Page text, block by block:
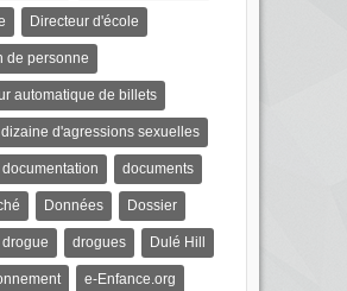
Directeur d'école
de personne
automatique de billets
dizaine d'agressions sexuelles
documentation documents
Données Dossier
drogue drogues Dulé Hill
e-Enfance.org